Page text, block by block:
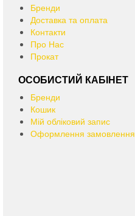
Бренди
Доставка та оплата
Контакти
Про Нас
Прокат
ОСОБИСТИЙ КАБІНЕТ
Бренди
Кошик
Мій обліковий запис
Оформлення замовлення